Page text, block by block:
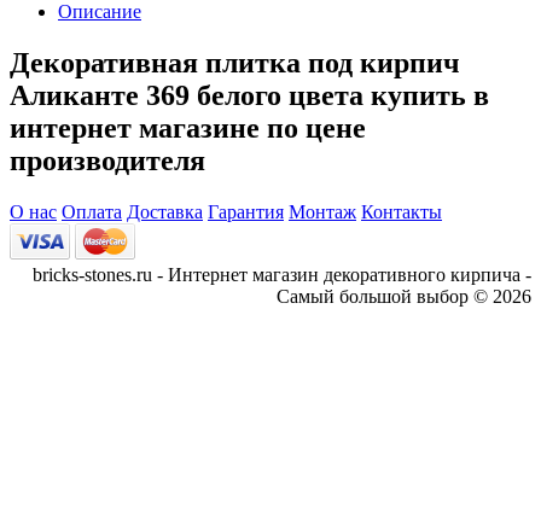
Описание
Декоративная плитка под кирпич
Аликанте 369 белого цвета купить в
интернет магазине по цене
производителя
О нас Оплата Доставка Гарантия Монтаж Контакты
bricks-stones.ru - Интернет магазин декоративного кирпича -
Самый большой выбор © 2026